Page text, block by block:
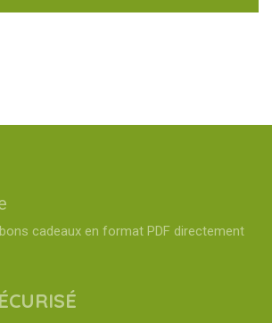
cadeaux en format PDF directement